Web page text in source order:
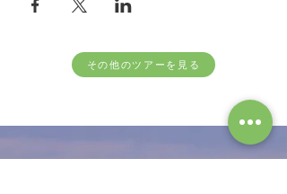
その他のツアーを見る